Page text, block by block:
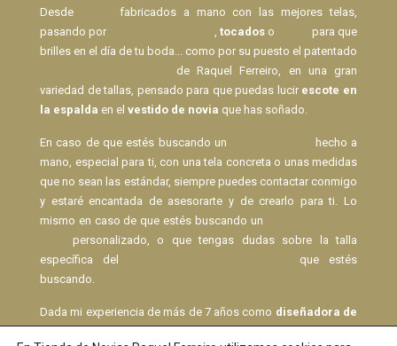
Desde
fabricados a mano con las mejores telas,
pasando por
,tocados o
para que
brilles en el día de tu boda... como por su puesto el patentado
de Raquel Ferreiro, en una gran
variedad de tallas, pensado para que puedas lucir escote en
la espalda en el vestido de novia que has soñado.
En caso de que estés buscando un
hecho a
mano, especial para ti, con una tela concreta o unas medidas
que no sean las estándar, siempre puedes contactar conmigo
y estaré encantada de asesorarte y de crearlo para ti. Lo
mismo en caso de que estés buscando un
personalizado, o que tengas dudas sobre la talla
específica del
que estés
buscando.
Dada mi experiencia de más de 7 años como diseñadora de